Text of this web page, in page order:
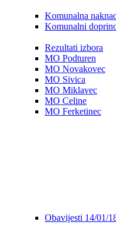
Komunalna
Komunalni
Rezultati izbora
MO Podturen
MO Novakovec
MO Sivica
MO Miklavec
MO Celine
MO Ferketinec
Obavijesti 14/01/